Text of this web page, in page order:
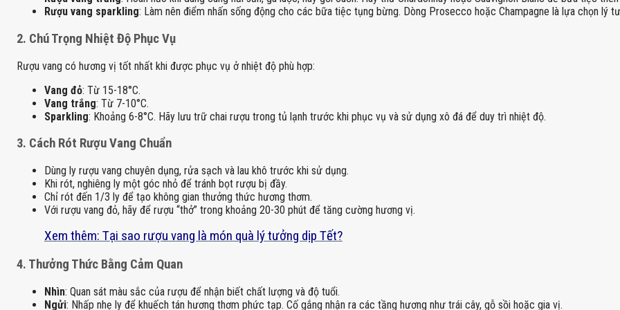
Rượu vang sparkling: Làm nên điểm nhấn sống động cho các bữa tiệc tụng bừng. Dòng Prosecco hoặc Champagne là lựa chọn lý
2. Chú Trọng Nhiệt Độ Phục Vụ
Rượu vang có hương vị tốt nhất khi được phục vụ ở nhiệt độ phù hợp:
Vang đỏ: Từ 15-18°C.
Vang trắng: Từ 7-10°C.
Sparkling: Khoảng 6-8°C. Hãy lưu trữ chai rượu trong tủ lạnh trước khi phục vụ và sử dụng xô đá để duy trì nhiệt độ.
3. Cách Rót Rượu Vang Chuẩn
Dùng ly rượu vang chuyên dụng, rửa sạch và lau khô trước khi sử dụng.
Khi rót, nghiêng ly một góc nhỏ để tránh bọt rượu bị đầy.
Chỉ rót đến 1/3 ly để tạo không gian thưởng thức hương thơm.
Với rượu vang đỏ, hãy để rượu “thở” trong khoảng 20-30 phút để tăng cường hương vị.
Xem thêm: Tại sao rượu vang là món quà lý tưởng dịp Tết?
4. Thưởng Thức Bằng Cảm Quan
Nhìn: Quan sát màu sắc của rượu để nhận biết chất lượng và độ tuổi.
Ngửi: Nhấp nhẹ ly để khuếch tán hương thơm phức tạp. Cố gắng nhận ra các tầng hương như trái cây, gỗ sồi hoặc gia vị.